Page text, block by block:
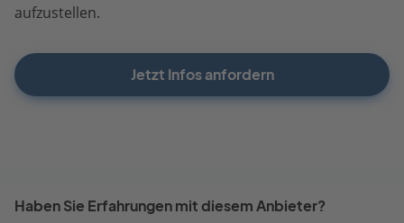
aufzustellen.
Jetzt Infos anfordern
Haben Sie Erfahrungen mit diesem Anbieter?